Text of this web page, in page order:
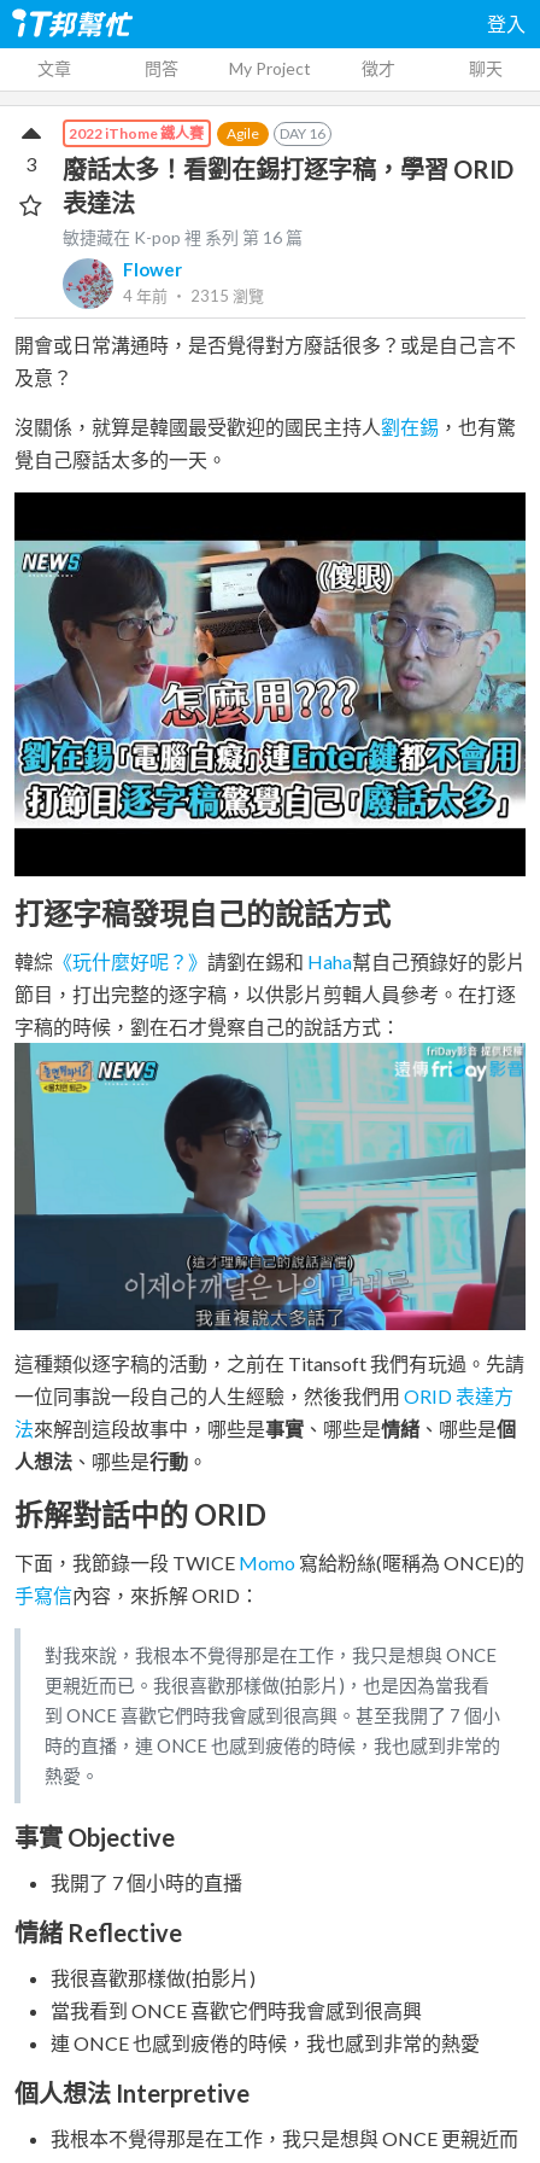
登入
文章 問答 My Project 徵才 聊天
2022 iThome 鐵人賽 Agile DAY 16
廢話太多！看劉在錫打逐字稿，學習 ORID
表達法
敏捷藏在 K-pop 裡 系列 第 16 篇
Flower
4 年前 ‧ 2315 瀏覽
3
開會或日常溝通時，是否覺得對方廢話很多？或是自己言不
及意？
沒關係，就算是韓國最受歡迎的國民主持人劉在錫 ，也有驚
覺自己廢話太多的一天。
打逐字稿發現自己的說話方式
韓綜 《玩什麼好呢？》 請劉在錫和 Haha幫自己預錄好的影片
節目，打出完整的逐字稿，以供影片剪輯人員參考。在打逐
字稿的時候，劉在石才覺察自己的說話方式：
這種類似逐字稿的活動，之前在 Titansoft 我們有玩過。先請
一位同事說一段自己的人生經驗，然後我們用 ORID 表達方
法來解剖這段故事中，哪些是事實 、哪些是情緒 、哪些是個
人想法 、哪些是行動 。
拆解對話中的 ORID
下面，我節錄一段 TWICE Momo 寫給粉絲(暱稱為 ONCE)的
手寫信內容，來拆解 ORID：
對我來說，我根本不覺得那是在工作，我只是想與 ONCE
更親近而已。我很喜歡那樣做(拍影片)，也是因為當我看
到 ONCE 喜歡它們時我會感到很高興。甚至我開了 7 個小
時的直播，連 ONCE 也感到疲倦的時候，我也感到非常的
熱愛。
事實 Objective
我開了 7 個小時的直播
情緒 Reflective
我很喜歡那樣做(拍影片)
當我看到 ONCE 喜歡它們時我會感到很高興
連 ONCE 也感到疲倦的時候，我也感到非常的熱愛
個人想法 Interpretive
我根本不覺得那是在工作，我只是想與 ONCE 更親近而